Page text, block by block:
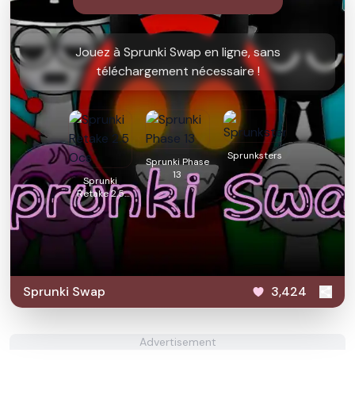
Jouez à Sprunki Swap en ligne, sans
téléchargement nécessaire !
Sprunki
Retake 2.5
Ocs
Sprunki Phase
13
Sprunksters
Sprunki Swap 3,424
Advertisement